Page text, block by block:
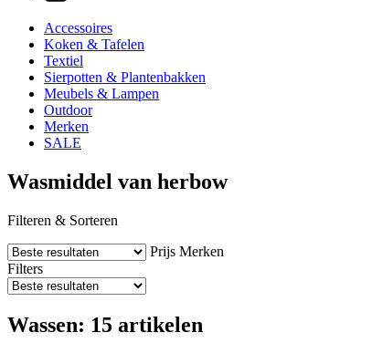
Accessoires
Koken & Tafelen
Textiel
Sierpotten & Plantenbakken
Meubels & Lampen
Outdoor
Merken
SALE
Wasmiddel van herbow
Filteren & Sorteren
Prijs Merken
Filters
Wassen: 15 artikelen